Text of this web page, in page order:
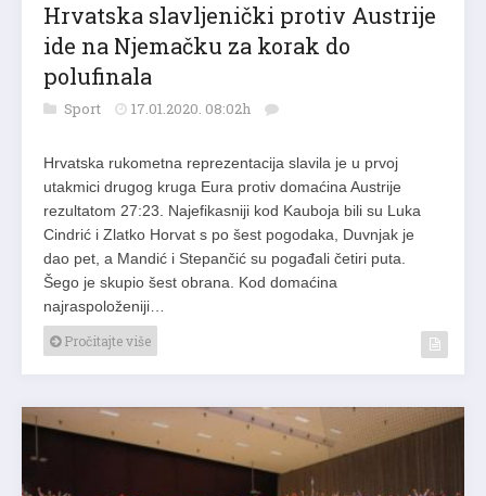
Hrvatska slavljenički protiv Austrije
ide na Njemačku za korak do
polufinala
Sport 17.01.2020. 08:02h
Hrvatska rukometna reprezentacija slavila je u prvoj
utakmici drugog kruga Eura protiv domaćina Austrije
rezultatom 27:23. Najefikasniji kod Kauboja bili su Luka
Cindrić i Zlatko Horvat s po šest pogodaka, Duvnjak je
dao pet, a Mandić i Stepančić su pogađali četiri puta.
Šego je skupio šest obrana. Kod domaćina
najraspoloženiji…
Pročitajte više